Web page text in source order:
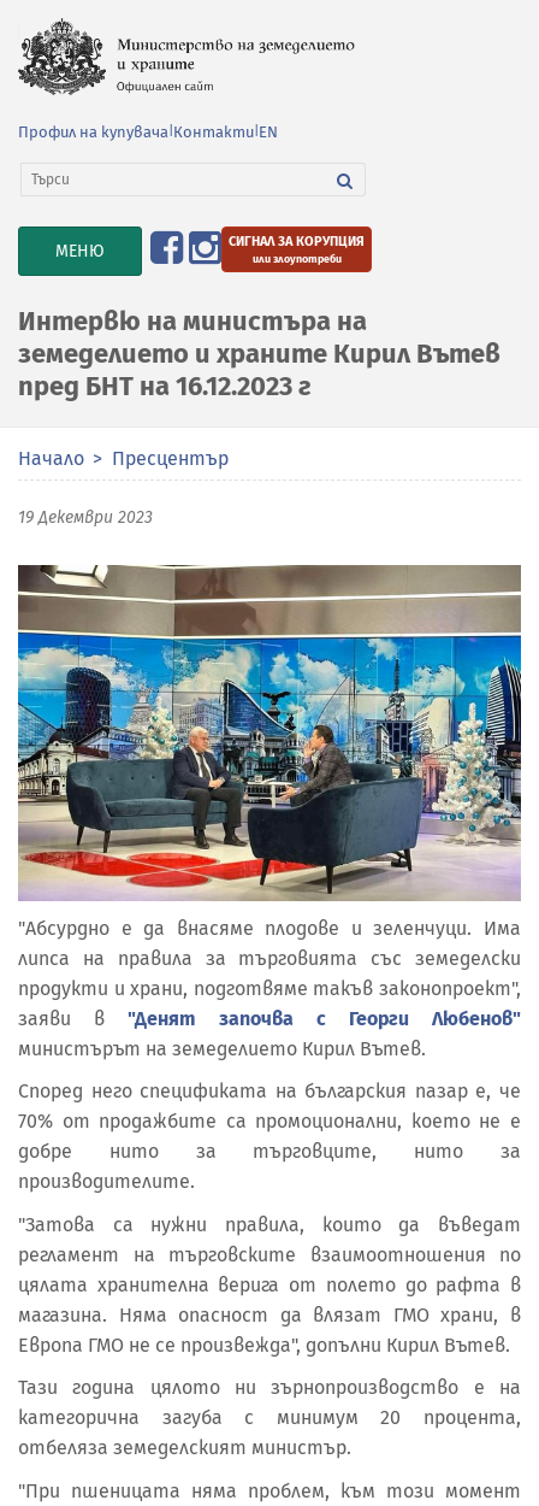
Профил на купувача Контакти EN
TOGGLE
NAVIGATION
МЕНЮ СИГНАЛ ЗА КОРУПЦИЯ
или злоупотреби
Интервю на министъра на
земеделието и храните Кирил Вътев
пред БНТ на 16.12.2023 г
Начало Пресцентър
19 Декември 2023
"Абсурдно е да внасяме плодове и зеленчуци. Има
липса на правила за търговията със земеделски
продукти и храни, подготвяме такъв законопроект",
заяви в"Денят започва с Георги Любенов"
министърът на земеделието Кирил Вътев.
Според него спецификата на българския пазар е, че
70% от продажбите са промоционални, което не е
добре нито за търговците, нито за
производителите.
"Затова са нужни правила, които да въведат
регламент на търговските взаимоотношения по
цялата хранителна верига от полето до рафта в
магазина. Няма опасност да влязат ГМО храни, в
Европа ГМО не се произвежда", допълни Кирил Вътев.
Тази година цялото ни зърнопроизводство е на
категорична загуба с минимум 20 процента,
отбеляза земеделският министър.
"При пшеницата няма проблем, към този момент